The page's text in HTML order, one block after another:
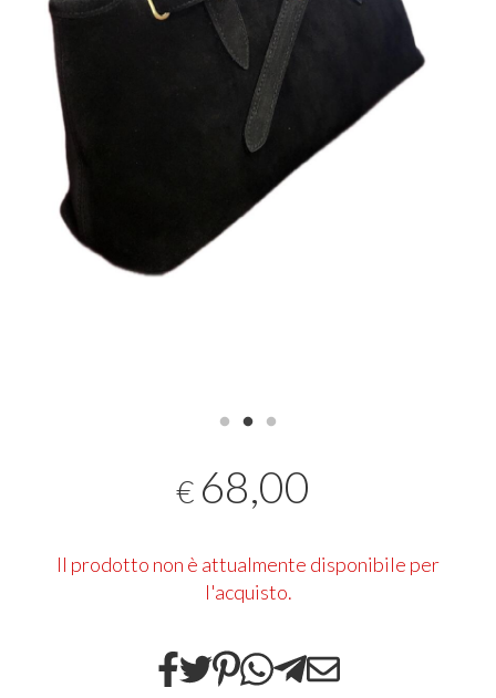
€ 68,00
Il prodotto non è attualmente disponibile per
l'acquisto.